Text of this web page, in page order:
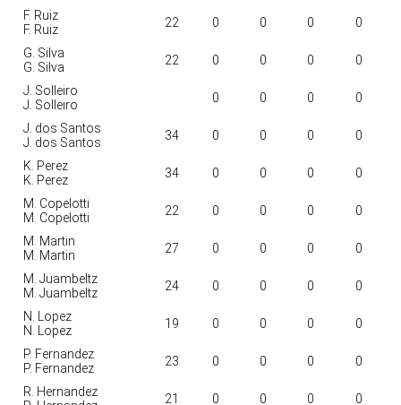
F. Ruiz
F. Ruiz
22 0 0 0 0
G. Silva
G. Silva
22 0 0 0 0
J. Solleiro
J. Solleiro
0 0 0 0
J. dos Santos
J. dos Santos
34 0 0 0 0
K. Perez
K. Perez
34 0 0 0 0
M. Copelotti
M. Copelotti
22 0 0 0 0
M. Martin
M. Martin
27 0 0 0 0
M. Juambeltz
M. Juambeltz
24 0 0 0 0
N. Lopez
N. Lopez
19 0 0 0 0
P. Fernandez
P. Fernandez
23 0 0 0 0
R. Hernandez
21 0 0 0 0